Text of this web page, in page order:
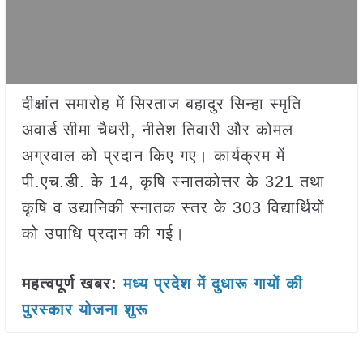
दीक्षांत समारोह में सिरताज बहादुर सिन्हा स्मृति
अवार्ड सीमा चैधरी, नीतेश तिवारी और कोमल
अग्रवाल को प्रदान किए गए। कार्यक्रम में
पी.एच.डी. के 14, कृषि स्नातकोत्तर के 321 तथा
कृषि व उद्यानिकी स्नातक स्तर के 303 विद्यार्थियों
को उपाधि प्रदान की गई।
महत्वपूर्ण खबर:मध्य प्रदेश में दुधारू गायों की
पुरस्कार योजना शुरू